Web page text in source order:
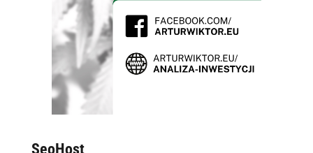
SeoHost